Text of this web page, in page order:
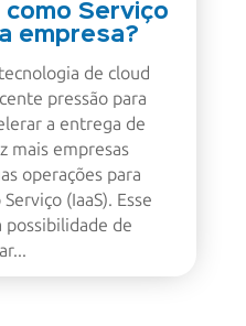
Serviço
empresa?
de cloud
pressão para
a entrega de
mais empresas
operações para
(IaaS). Esse
de